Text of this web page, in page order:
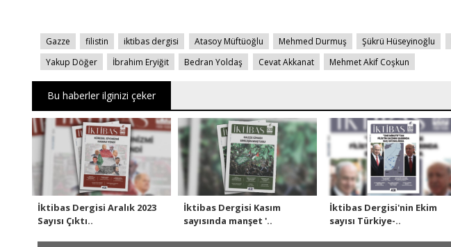
Gazze filistin iktibas dergisi Atasoy Müftüoğlu Mehmed Durmuş Şükrü Hüseyinoğlu
Yakup Döğer
İbrahim Eryiğit Bedran Yoldaş Cevat Akkanat Mehmet Akif Coşkun
Bu haberler ilginizi çeker
İktibas Dergisi Aralık 2023
Sayısı Çıktı..
İktibas Dergisi Kasım
sayısında manşet '..
İktibas Dergisi'nin Ekim
sayısı Türkiye-..